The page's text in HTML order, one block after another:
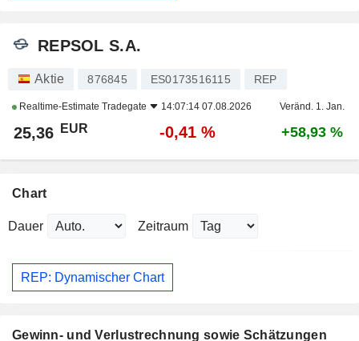
REPSOL S.A.
Aktie 876845 ES0173516115 REP
Realtime-Estimate Tradegate 14:07:14 07.08.2026 Veränd. 1. Jan.
25,36 EUR -0,41 % +58,93 %
Chart
Dauer Zeitraum
REP: Dynamischer Chart
Gewinn- und Verlustrechnung sowie Schätzungen